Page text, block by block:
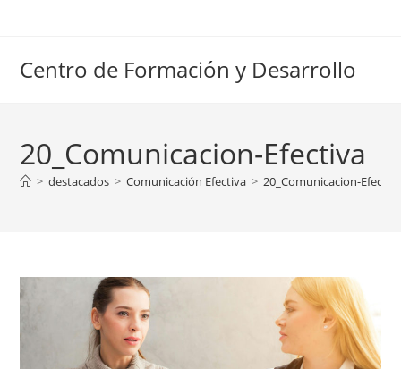
Centro de Formación y Desarrollo
20_Comunicacion-Efectiva
> destacados > Comunicación Efectiva > 20_Comunicacion-